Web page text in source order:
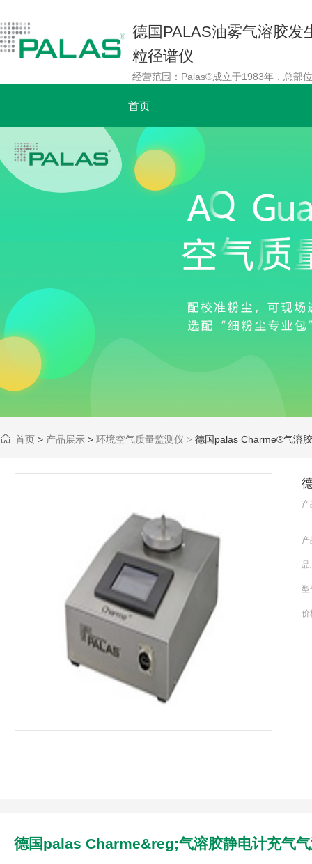
德国PALAS油雾气溶胶发
粒径谱仪
首页
首页 > 产品展示 > 环境空气质量监测仪 > 德国palas Charme®气溶
产
产
品
型
价
德国palas Charme&reg;气溶胶静电计充气